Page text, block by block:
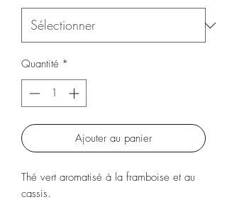
Quantité *
Ajouter au panier
Thé vert aromatisé à la framboise et au
cassis.